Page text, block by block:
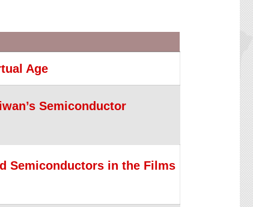
Age
Semiconductor
Semiconductors in the Films